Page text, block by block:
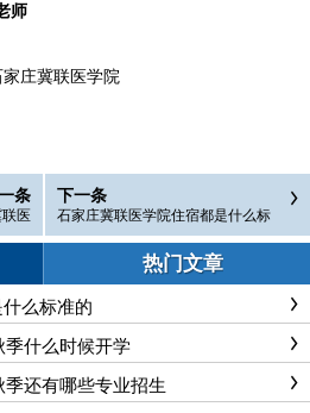
师
一条
医
？
下一条
石家庄冀联医学院住宿都是什么标
准的
热门文章
么标准的
季什么时候开学
还有哪些专业招生